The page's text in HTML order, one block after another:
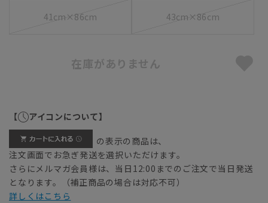
41cm×86cm 43cm×86cm
在庫がありません
【 アイコンについて】
の表示の商品は、
注文画面でお急ぎ発送を選択いただけます。
さらにメルマガ会員様は、当日12:00までのご注文で当日発送
となります。（補正商品の場合は対応不可）
詳しくはこちら